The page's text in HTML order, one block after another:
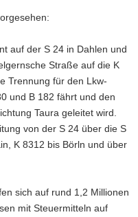
auf der S 24 in Dahlen und
Straße auf die K
Trennung für den Lkw-
und B 182 fährt und den
Taura geleitet wird.
von der S 24 über die S
K 8312 bis Börln und über
sich auf rund 1,2 Millionen
mit Steuermitteln auf